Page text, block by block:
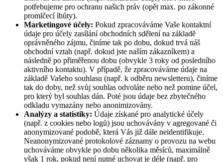
potřebujeme pro ochranu našich práv (opět max. po zákonné
promlčecí lhůty).
Marketingové účely: Pokud zpracováváme Vaše kontaktní
údaje pro účely zasílání obchodních sdělení na základě
oprávněného zájmu, činíme tak po dobu, dokud trvá náš
obchodní vztah (např. dokud jste naším zákazníkem) a
následně po přiměřenou dobu (obvykle 3 roky od posledního
aktivního kontaktu). V případě, že zpracováváme údaje na
základě Vašeho souhlasu (např. k odběru newsletteru), činíme
tak do doby, než svůj souhlas odvoláte nebo než pomine účel,
pro který byl souhlas dán. Poté jsou údaje bez zbytečného
odkladu vymazány nebo anonimizovány.
Analýzy a statistiky: Údaje získané pro analytické účely
(např. z cookies nebo logů) jsou uchovávány v agregované či
anonymizované podobě, která Vás již dále neidentifikuje.
Neanonymizované protokolové záznamy o provozu na webu
uchováváme obvykle po dobu několika měsíců, maximálně
však 1 rok, pokud není nutné uchovat je déle (např. pro